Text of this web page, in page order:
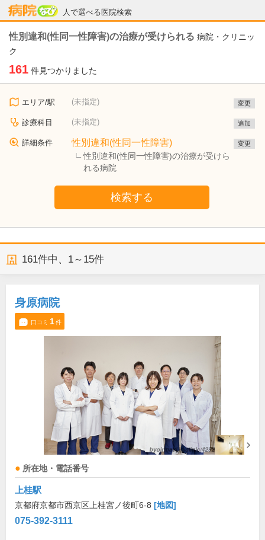
人で選べる医院検索
病院なび
性別違和(性同一性障害)の治療が受けられる 病院・クリニッ
ク
161 件見つかりました
エリア/駅 (未指定) 変更
診療科目 (未指定) 追加
詳細条件 性別違和(性同一性障害)
性別違和(性同一性障害)の治療が受けら
れる病院
変更
検索する
161件中、 1～15件
身原病院
口コミ 1件
所在地・電話番号
上桂駅
京都府京都市西京区上桂宮ノ後町6-8 [地図]
075-392-3111